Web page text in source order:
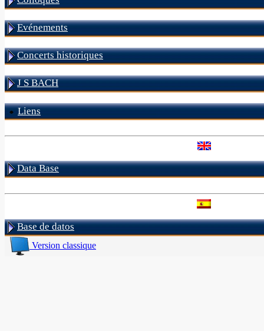
Evénements
Concerts historiques
J S BACH
Liens
Data Base
Base de datos
Version classique